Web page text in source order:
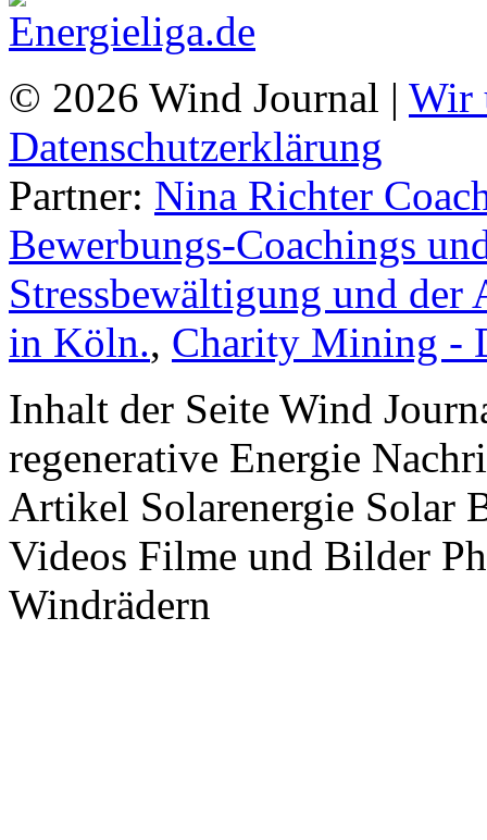
© 2026 Wind Journal | Wir
Datenschutzerklärung
Partner: Nina Richter
Bewerbungs-Coachings
Stressbewältigung und
in Köln., Charity Mining -
Inhalt der Seite Wind
regenerative Energie
Artikel Solarenergie Solar
Videos Filme und Bilder
Windrädern